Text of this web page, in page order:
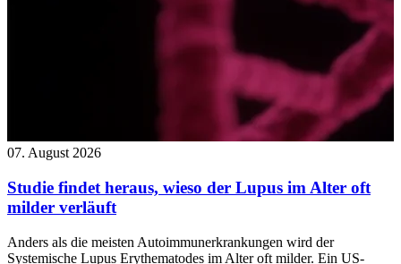
07. August 2026
Studie findet heraus, wieso der Lupus im Alter oft
milder verläuft
Anders als die meisten Autoimmunerkrankungen wird der
Systemische Lupus Erythematodes im Alter oft milder. Ein US-